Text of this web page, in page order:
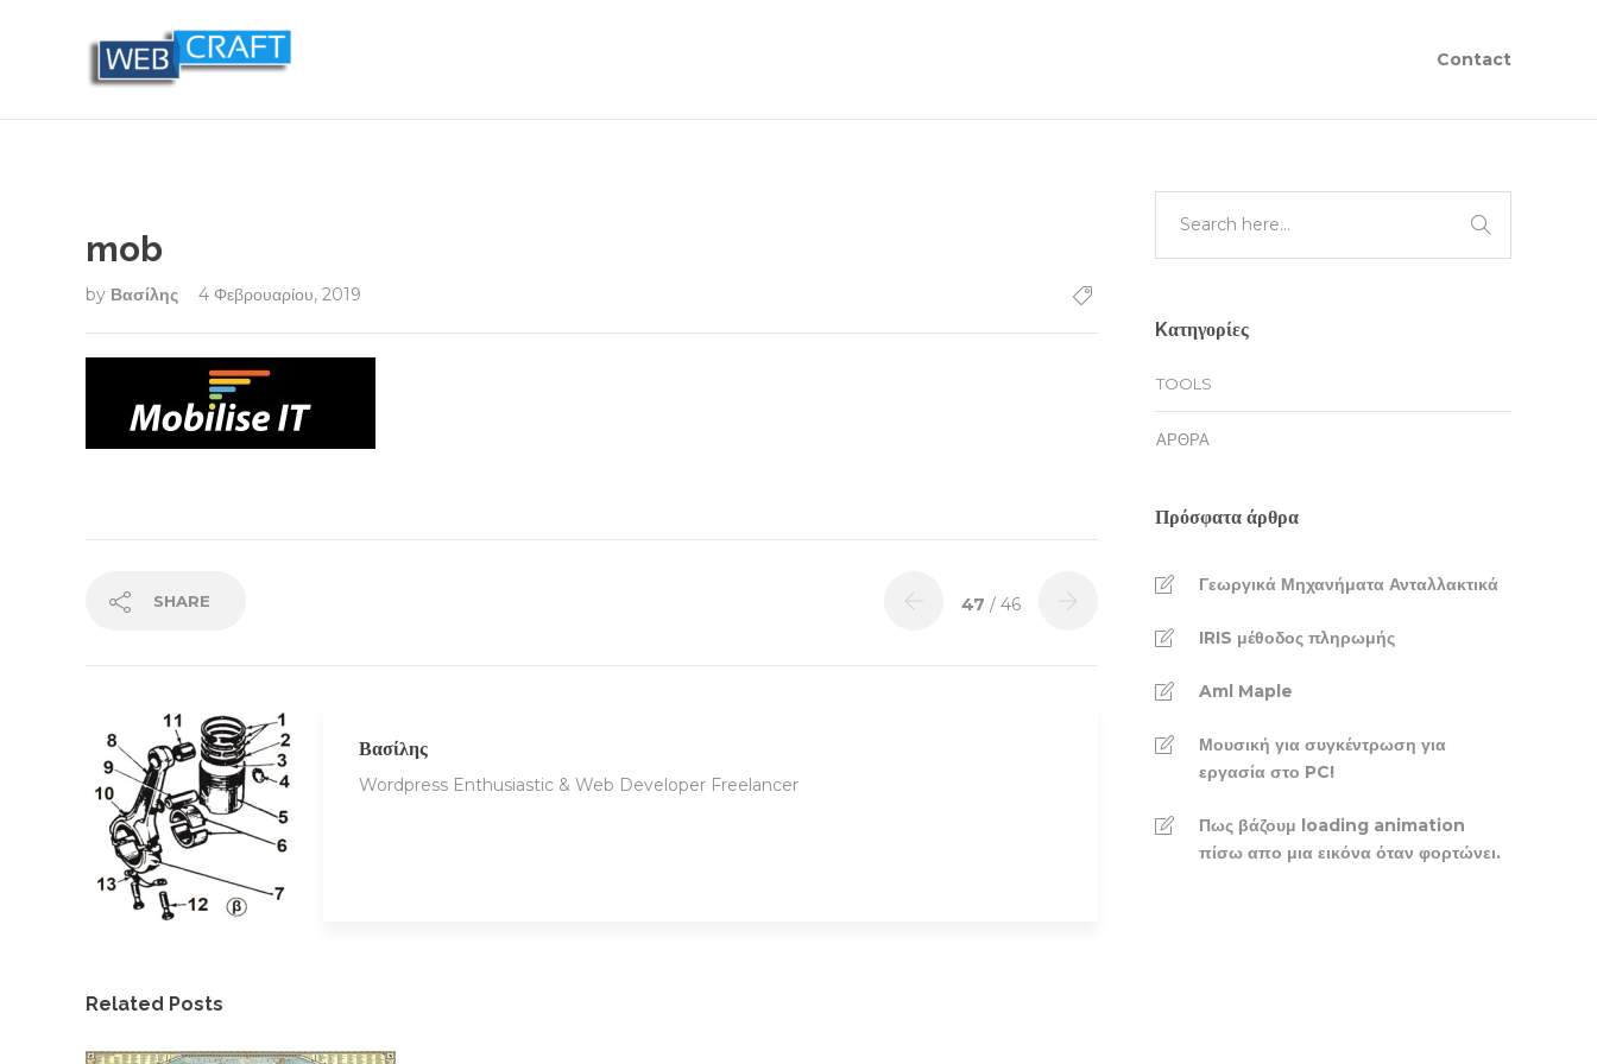
Contact
mob
by Βασίλης 4 Φεβρουαρίου, 2019
SHARE 47 / 46
Βασίλης
Wordpress Enthusiastic & Web Developer Freelancer
Related Posts
Kατηγορίες
TOOLS
ΆΡΘΡΑ
Πρόσφατα άρθρα
Γεωργικά Μηχανήματα Ανταλλακτικά
IRIS μέθοδος πληρωμής
Aml Maple
Μουσική για συγκέντρωση για
εργασία στο PC!
Πως βάζουμ loading animation
πίσω απο μια εικόνα όταν φορτώνει.